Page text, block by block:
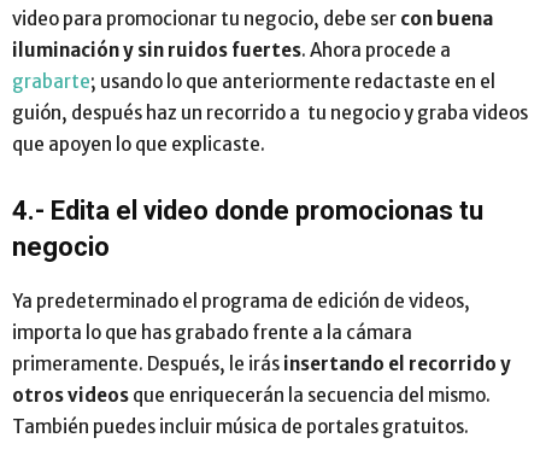
video para promocionar tu negocio, debe ser con buena
iluminación y sin ruidos fuertes. Ahora procede a
grabarte; usando lo que anteriormente redactaste en el
guión, después haz un recorrido a tu negocio y graba videos
que apoyen lo que explicaste.
4.- Edita el video donde promocionas tu
negocio
Ya predeterminado el programa de edición de videos,
importa lo que has grabado frente a la cámara
primeramente. Después, le irás insertando el recorrido y
otros videos que enriquecerán la secuencia del mismo.
También puedes incluir música de portales gratuitos.